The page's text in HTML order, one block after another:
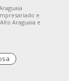
e
Araguaia e